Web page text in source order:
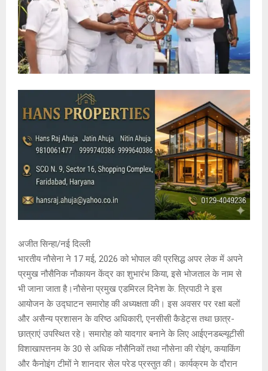
U
अजीत सिन्हा/नई दिल्ली
भारतीय नौसेना ने 17 मई, 2026 को भोपाल की प्रसिद्ध अपर लेक में अपने
प्रमुख नौसैनिक नौकायन केंद्र का शुभारंभ किया, इसे भोजताल के नाम से
भी जाना जाता है।नौसेना प्रमुख एडमिरल दिनेश के. त्रिपाठी ने इस
आयोजन के उद्घाटन समारोह की अध्यक्षता की। इस अवसर पर रक्षा बलों
और असैन्य प्रशासन के वरिष्ठ अधिकारी, एनसीसी कैडेट्स तथा छात्र-
छात्राएं उपस्थित रहे। समारोह को यादगार बनाने के लिए आईएनडब्ल्यूटीसी
विशाखापत्तनम के 30 से अधिक नौसैनिकों तथा नौसेना की रोइंग, कयाकिंग
और कैनोइंग टीमों ने शानदार सेल परेड प्रस्तुत की। कार्यक्रम के दौरान